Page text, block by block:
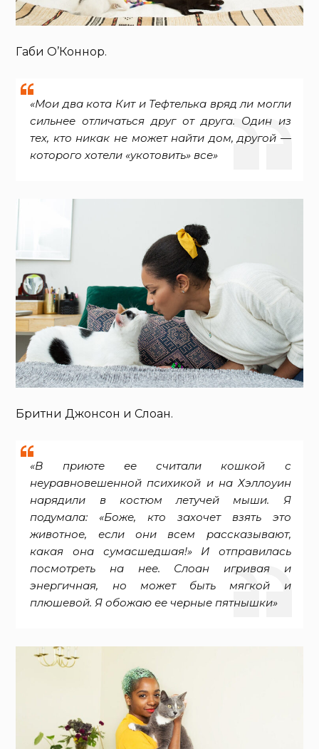
Габи О’Коннор.
«Мои два кота Кит и Тефтелька вряд ли могли
сильнее отличаться друг от друга. Один из
тех, кто никак не может найти дом, другой —
которого хотели «укотовить» все»
Бритни Джонсон и Слоан.
«В приюте ее считали кошкой с
неуравновешенной психикой и на Хэллоуин
нарядили в костюм летучей мыши. Я
подумала: «Боже, кто захочет взять это
животное, если они всем рассказывают,
какая она сумасшедшая!» И отправилась
посмотреть на нее. Слоан игривая и
энергичная, но может быть мягкой и
плюшевой. Я обожаю ее черные пятнышки»